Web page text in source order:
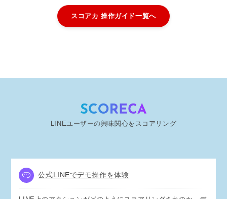
スコアカ 操作ガイド一覧へ
LINEユーザーの興味関心をスコアリング
公式LINEでデモ操作を体験